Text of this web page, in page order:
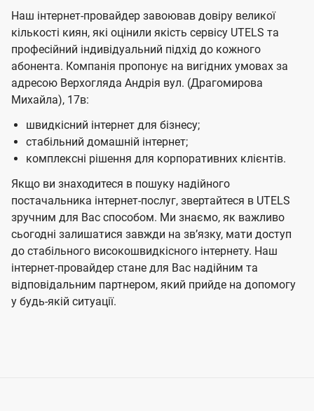
Наш інтернет-провайдер завоював довіру великої
кількості киян, які оцінили якість сервісу UTELS та
професійний індивідуальний підхід до кожного
абонента. Компанія пропонує на вигідних умовах за
адресою Верхогляда Андрія вул. (Драгомирова
Михайла), 17в:
швидкісний інтернет для бізнесу;
стабільний домашній інтернет;
комплексні рішення для корпоративних клієнтів.
Якщо ви знаходитеся в пошуку надійного
постачальника інтернет-послуг, звертайтеся в UTELS
зручним для Вас способом. Ми знаємо, як важливо
сьогодні залишатися завжди на звʼязку, мати доступ
до стабільного високошвидкісного інтернету. Наш
інтернет-провайдер стане для Вас надійним та
відповідальним партнером, який прийде на допомогу
у будь-якій ситуації.